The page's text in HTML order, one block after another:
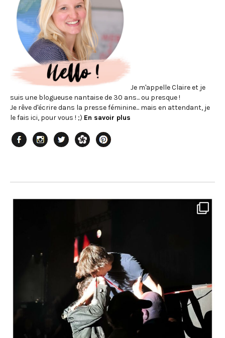
Je m'appelle Claire et je
suis une blogueuse nantaise de 30 ans... ou presque !
Je rêve d'écrire dans la presse féminine... mais en attendant, je
le fais ici, pour vous ! ;) En savoir plus